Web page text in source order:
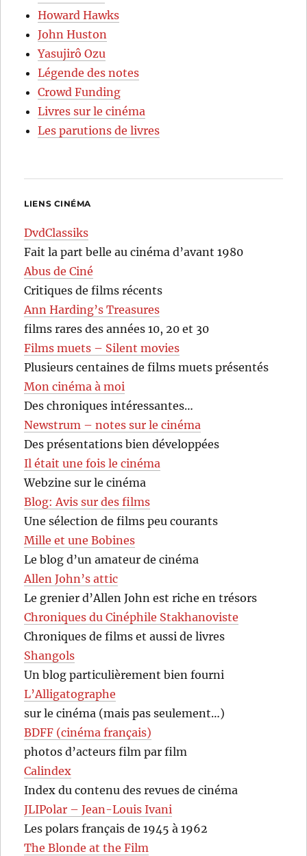
Howard Hawks
John Huston
Yasujirô Ozu
Légende des notes
Crowd Funding
Livres sur le cinéma
Les parutions de livres
LIENS CINÉMA
DvdClassiks
Fait la part belle au cinéma d’avant 1980
Abus de Ciné
Critiques de films récents
Ann Harding’s Treasures
films rares des années 10, 20 et 30
Films muets – Silent movies
Plusieurs centaines de films muets présentés
Mon cinéma à moi
Des chroniques intéressantes…
Newstrum – notes sur le cinéma
Des présentations bien développées
Il était une fois le cinéma
Webzine sur le cinéma
Blog: Avis sur des films
Une sélection de films peu courants
Mille et une Bobines
Le blog d’un amateur de cinéma
Allen John’s attic
Le grenier d’Allen John est riche en trésors
Chroniques du Cinéphile Stakhanoviste
Chroniques de films et aussi de livres
Shangols
Un blog particulièrement bien fourni
L’Alligatographe
sur le cinéma (mais pas seulement…)
BDFF (cinéma français)
photos d’acteurs film par film
Calindex
Index du contenu des revues de cinéma
JLIPolar – Jean-Louis Ivani
Les polars français de 1945 à 1962
The Blonde at the Film